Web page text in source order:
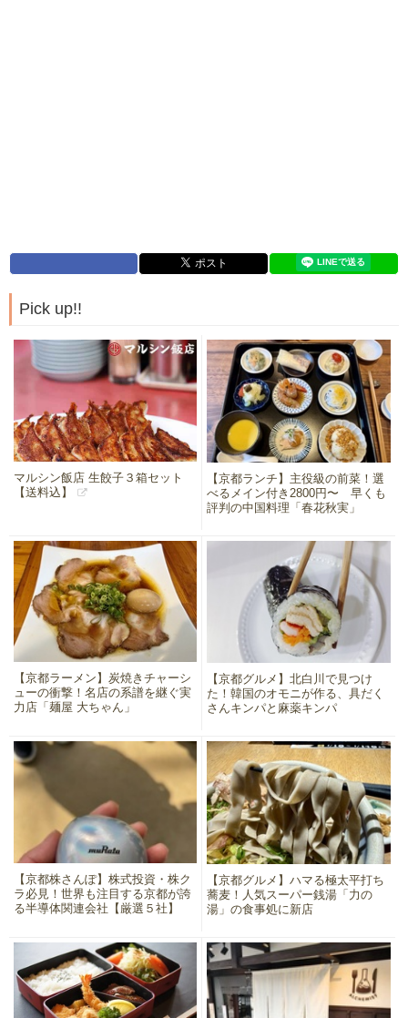
Pick up!!
マルシン飯店 生餃子３箱セット
【送料込】
【京都ランチ】主役級の前菜！選
べるメイン付き2800円〜 早くも
評判の中国料理「春花秋実」
【京都ラーメン】炭焼きチャーシ
ューの衝撃！名店の系譜を継ぐ実
力店「麺屋 大ちゃん」
【京都グルメ】北白川で見つけ
た！韓国のオモニが作る、具だく
さんキンパと麻薬キンパ
【京都株さんぽ】株式投資・株ク
ラ必見！世界も注目する京都が誇
る半導体関連会社【厳選５社】
【京都グルメ】ハマる極太平打ち
蕎麦！人気スーパー銭湯「力の
湯」の食事処に新店